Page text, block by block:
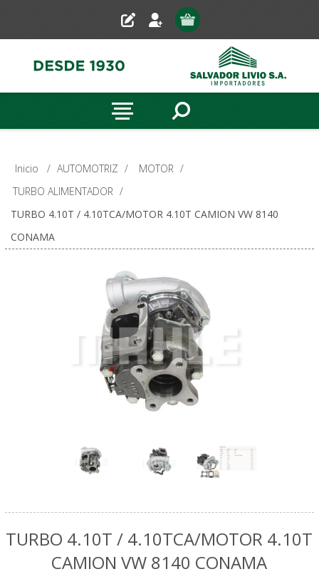
Inicio / AUTOMOTRIZ / MOTOR /
TURBO ALIMENTADOR /
TURBO 4.10T / 4.10TCA/MOTOR 4.10T CAMION VW 8140
CONAMA
TURBO 4.10T / 4.10TCA/MOTOR 4.10T
CAMION VW 8140 CONAMA